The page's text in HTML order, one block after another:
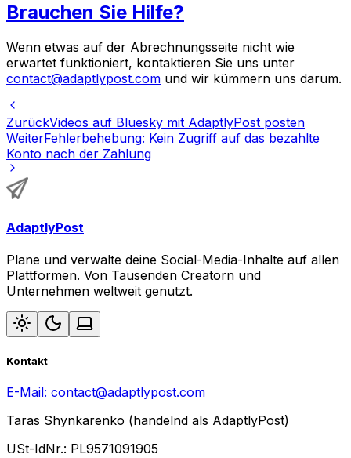
Brauchen Sie Hilfe?
Wenn etwas auf der Abrechnungsseite nicht wie
erwartet funktioniert, kontaktieren Sie uns unter
contact@adaptlypost.com und wir kümmern uns darum.
ZurückVideos auf Bluesky mit AdaptlyPost posten
WeiterFehlerbehebung: Kein Zugriff auf das bezahlte
Konto nach der Zahlung
AdaptlyPost
Plane und verwalte deine Social-Media-Inhalte auf allen
Plattformen. Von Tausenden Creatorn und
Unternehmen weltweit genutzt.
Kontakt
E-Mail: contact@adaptlypost.com
Taras Shynkarenko (handelnd als AdaptlyPost)
USt-IdNr.: PL9571091905